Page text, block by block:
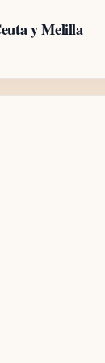
y Melilla